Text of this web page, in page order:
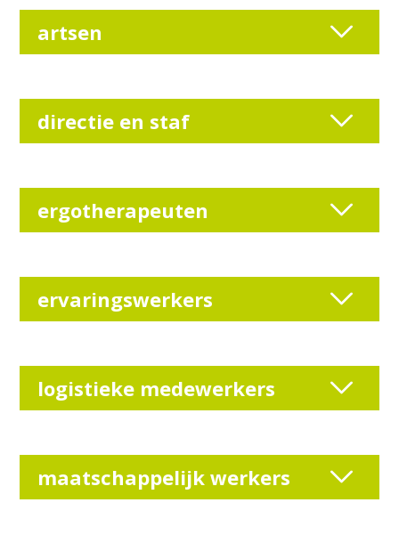
artsen
directie en staf
ergotherapeuten
ervaringswerkers
logistieke medewerkers
maatschappelijk werkers